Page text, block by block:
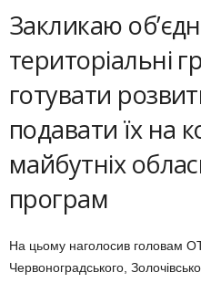
Закликаю
територіальні
готувати
подавати їх на
майбутніх
програм
На цьому наголосив головам
Червоноградського,